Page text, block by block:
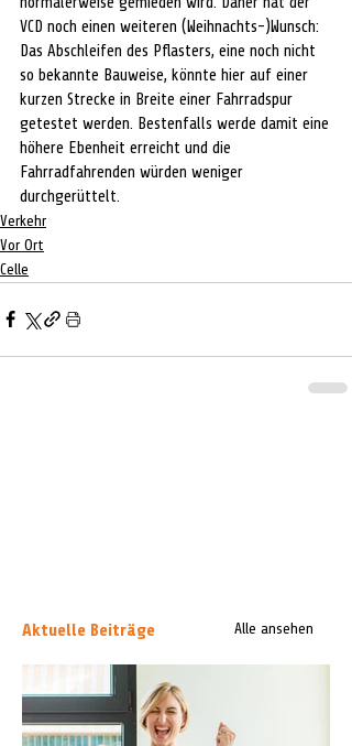
VCD noch einen weiteren (Weihnachts-)Wunsch:
Das Abschleifen des Pflasters, eine noch nicht
so bekannte Bauweise, könnte hier auf einer
kurzen Strecke in Breite einer Fahrradspur
getestet werden. Bestenfalls werde damit eine
höhere Ebenheit erreicht und die
Fahrradfahrenden würden weniger
durchgerüttelt.
Verkehr
Vor Ort
Celle
Aktuelle Beiträge Alle ansehen